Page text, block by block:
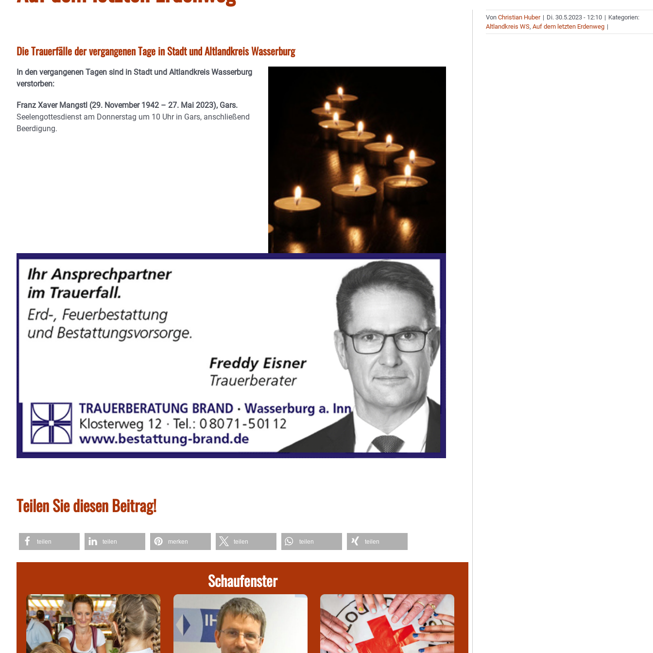
Die Trauerfälle der vergangenen Tage in Stadt und Altlandkreis Wasserburg
In den vergangenen Tagen sind in Stadt und Altlandkreis Wasserburg
verstorben:
Franz Xaver Mangstl (29. November 1942 – 27. Mai 2023), Gars.
Seelengottesdienst am Donnerstag um 10 Uhr in Gars, anschließend
Beerdigung.
Teilen Sie diesen Beitrag!
teilen teilen merken teilen teilen teilen
Schaufenster
VonChristian Huber | Di. 30.5.2023 - 12:10 | Kategorien:
Altlandkreis WS,Auf dem letzten Erdenweg |